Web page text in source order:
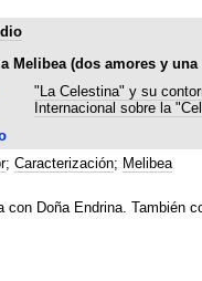
Melibea (dos amores y una
"La Celestina" y su
Internacional sobre la
; Caracterización; Melibea
con Doña Endrina. También